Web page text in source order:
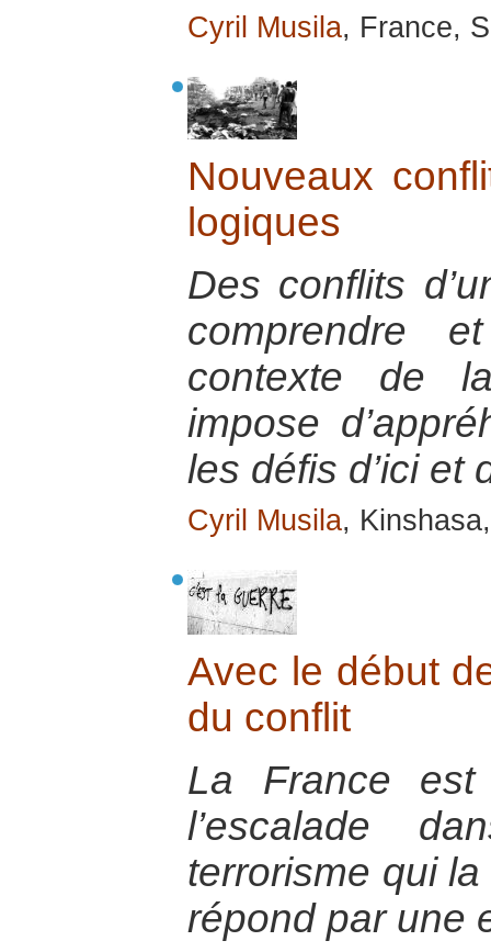
Cyril Musila, France,
Nouveaux
logiques
Des conflits
comprendre
contexte de
impose
les défis d’ici et
Cyril Musila,
Avec le début
du conflit
La France
l’escalade
terrorisme qui
répond par une